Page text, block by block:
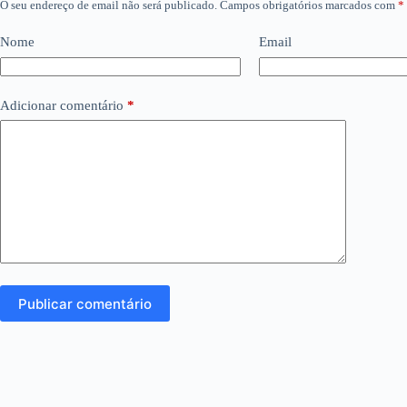
O seu endereço de email não será publicado. Campos obrigatórios marcados com *
Nome Email
Adicionar comentário *
Publicar comentário